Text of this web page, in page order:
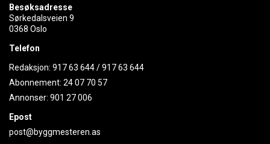
Besøksadresse
Sørkedalsveien 9
0368 Oslo
Telefon
Redaksjon: 917 63 644/917 63 644
Abonnement: 24 07 70 57
Annonser: 901 27 006
Epost
post@byggmesteren.as